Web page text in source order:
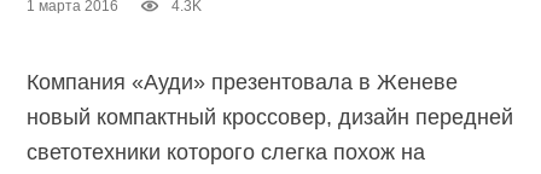
1 марта 2016 4.3K
Компания «Ауди» презентовала в Женеве
новый компактный кроссовер, дизайн передней
светотехники которого слегка похож на